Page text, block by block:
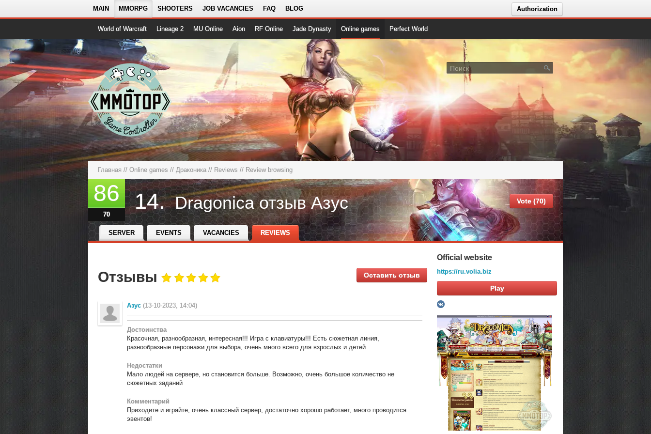
MAIN MMORPG SHOOTERS JOB VACANCIES FAQ BLOG Authorization
World of Warcraft Lineage 2 MU Online Aion RF Online Jade Dynasty Online games Perfect World
Главная // Online games // Драконика // Reviews // Review browsing
86
70
14. Dragonica отзыв Азус Vote (70)
SERVER EVENTS VACANCIES REVIEWS
Отзывы Оставить отзыв
Азус (13-10-2023, 14:04)
Достоинства
Красочная, разнообразная, интересная!!! Игра с клавиатуры!!! Есть сюжетная линия,
разнообразные персонажи для выбора, очень много всего для взрослых и детей
Недостатки
Мало людей на сервере, но становится больше. Возможно, очень большое количество не
сюжетных заданий
Комментарий
Приходите и играйте, очень классный сервер, достаточно хорошо работает, много проводится
эвентов!
Official website
https://ru.volia.biz
Play